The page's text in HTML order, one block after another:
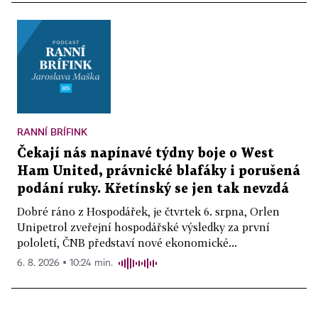
RANNÍ BRÍFINK
Čekají nás napínavé týdny boje o West
Ham United, právnické blafáky i porušená
podání ruky. Křetínský se jen tak nevzdá
Dobré ráno z Hospodářek, je čtvrtek 6. srpna, Orlen
Unipetrol zveřejní hospodářské výsledky za první
pololetí, ČNB představí nové ekonomické...
6. 8. 2026 ▪ 10:24 min.